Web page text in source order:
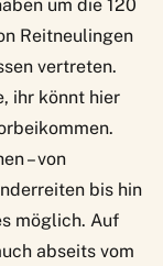
um die 120
Reitneulingen
vertreten.
ihr könnt hier
– von
bis hin
möglich. Auf
abseits vom